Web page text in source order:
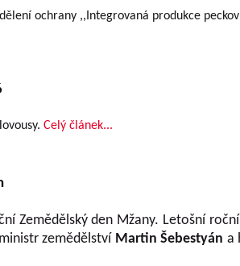
ochrany ,,Integrovaná produkce
Celý článek...
Zemědělský den Mžany. Letošní
zemědělství Martin Šebestyán a